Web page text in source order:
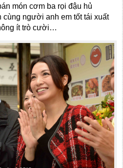
món cơm ba rọi đậu hủ
cùng người anh em tốt tái xuất
ít trò cười…